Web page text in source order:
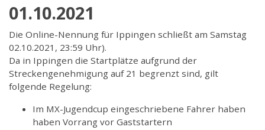
01.10.2021
Die Online-Nennung für Ippingen schließt am Samstag
02.10.2021, 23:59 Uhr).
Da in Ippingen die Startplätze aufgrund der
Streckengenehmigung auf 21 begrenzt sind, gilt
folgende Regelung:
Im MX-Jugendcup eingeschriebene Fahrer haben
haben Vorrang vor Gaststartern